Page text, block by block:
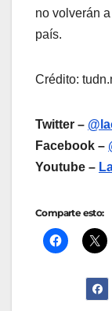
no volverán
país.
Crédito:
Twitter –
Facebook –
Youtube –
Comparte esto: